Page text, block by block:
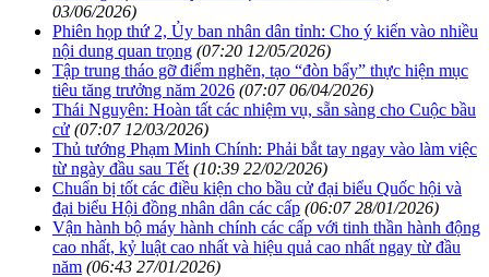
03/06/2026)
Phiên họp thứ 2, Ủy ban nhân dân tỉnh: Cho ý kiến vào nhiều
nội dung quan trọng (07:20 12/05/2026)
Tập trung tháo gỡ điểm nghẽn, tạo “đòn bẩy” thực hiện mục
tiêu tăng trưởng năm 2026 (07:07 06/04/2026)
Thái Nguyên: Hoàn tất các nhiệm vụ, sẵn sàng cho Cuộc bầu
cử (07:07 12/03/2026)
Thủ tướng Phạm Minh Chính: Phải bắt tay ngay vào làm việc
từ ngày đầu sau Tết (10:39 22/02/2026)
Chuẩn bị tốt các điều kiện cho bầu cử đại biểu Quốc hội và
đại biểu Hội đồng nhân dân các cấp (06:07 28/01/2026)
Vận hành bộ máy hành chính các cấp với tinh thần hành động
cao nhất, kỷ luật cao nhất và hiệu quả cao nhất ngay từ đầu
năm (06:43 27/01/2026)